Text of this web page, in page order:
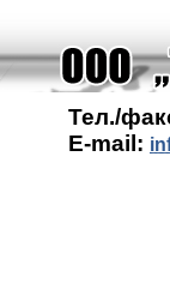
Тел./
E-mail: